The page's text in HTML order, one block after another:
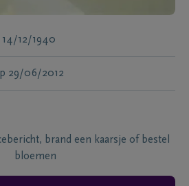
14/12/1940
29/06/2012
brand een kaarsje of bestel
bloemen